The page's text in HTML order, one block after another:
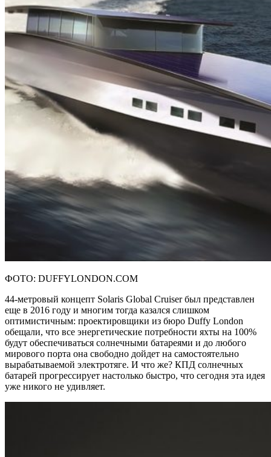
ФОТО: DUFFYLONDON.COM
44-метровый концепт Solaris Global Cruiser был представлен
еще в 2016 году и многим тогда казался слишком
оптимистичным: проектировщики из бюро Duffy London
обещали, что все энергетические потребности яхты на 100%
будут обеспечиваться солнечными батареями и до любого
мирового порта она свободно дойдет на самостоятельно
вырабатываемой электротяге. И что же? КПД солнечных
батарей прогрессирует настолько быстро, что сегодня эта идея
уже никого не удивляет.